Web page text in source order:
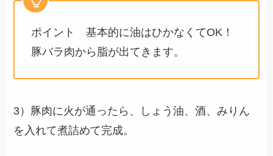
ポイント 基本的に油はひかなくてOK！
豚バラ肉から脂が出てきます。
3）豚肉に火が通ったら、しょう油、酒、みりん
を入れて煮詰めて完成。